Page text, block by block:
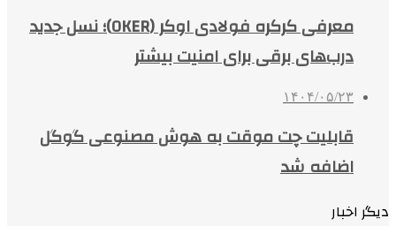
معرفی کرکره فولادی اوکر (OKER)؛ نسل جدید
درب‌های برقی برای امنیت بیشتر
۱۴۰۴/۰۵/۲۳
قابلیت چت موقت به هوش مصنوعی گوگل
اضافه شد
دیگر اخبار